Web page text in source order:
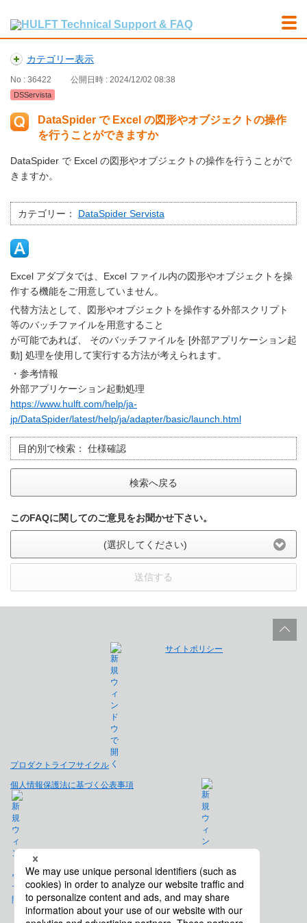
カテゴリー表示
No : 36422 公開日時 : 2024/12/02 08:38
DSServista
DataSpider で Excel の図形やオブジェクトの操作
を行うことができますか
DataSpider で Excel の図形やオブジェクトの操作を行うことがで
きますか。
カテゴリー： DataSpider Servista
Excel アダプタでは、Excel ファイル内の図形やオブジェクトを操
作する機能をご用意していません。
代替方法として、図形やオブジェクトを操作する外部スクリプト
等のバッチファイルを用意すること
が可能であれば、 そのバッチファイルを [外部アプリケーション起
動] 処理を使用して実行する方法が考えられます。
・参考情報
外部アプリケーション起動処理
https://www.hulft.com/help/ja-
jp/DataSpider/latest/help/ja/adapter/basic/launch.html
目的別で検索： 仕様確認
検索へ戻る
このFAQに関してのご意見をお聞かせ下さい。
(選択してください)
送信する
プロダクトライフサイクル
サイトポリシー
個人情報保護法に基づく公表事項
免責事項